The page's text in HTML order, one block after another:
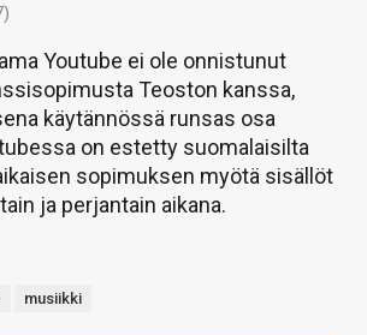
Youtube ei ole onnistunut
Teoston kanssa,
käytännössä runsas osa
on estetty suomalaisilta
sopimuksen myötä sisällöt
ja perjantain aikana.
musiikki